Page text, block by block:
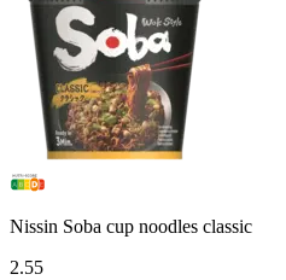
Nissin Soba cup noodles classic
2.55